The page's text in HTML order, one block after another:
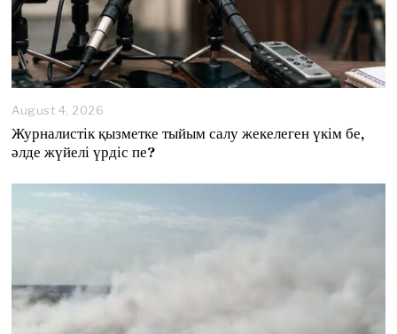
August 4, 2026
g
u
6
Журналистік қызметке тыйым салу жекелеген үкім бе,
әлде жүйелі үрдіс пе?